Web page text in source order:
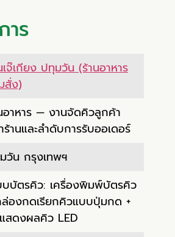
าร
เจ๊เกียง ปทุมวัน (ร้านอาหาร
สั่ง)
อาหาร — งานจัดคิวลูกค้า
ร้านและลำดับการรับออเดอร์
วัน กรุงเทพฯ
บบัตรคิว: เครื่องพิมพ์บัตรคิว
องกดเรียกคิวแบบปุ่มกด +
สดงผลคิว LED